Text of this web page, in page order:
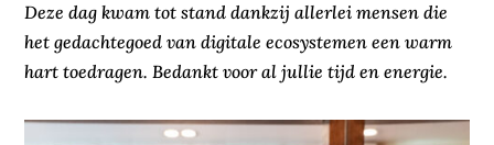
Deze dag kwam tot stand dankzij allerlei mensen die
het gedachtegoed van digitale ecosystemen een warm
hart toedragen. Bedankt voor al jullie tijd en energie.